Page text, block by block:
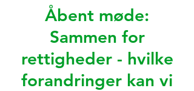
Åbent møde:
Sammen for
rettigheder - hvilke
forandringer kan vi